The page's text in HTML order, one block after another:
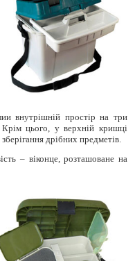
внутрішній простір на три
Крім цього, у верхній кришці
дрібних предметів.
– віконце, розташоване на